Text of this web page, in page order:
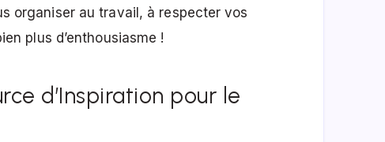
organiser au travail, à respecter vos
plus d’enthousiasme !
d’Inspiration pour le